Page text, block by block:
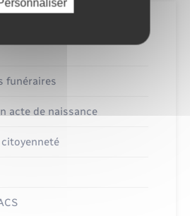
funéraires
acte de naissance